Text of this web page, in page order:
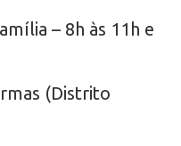
– 8h às 11h e
(Distrito